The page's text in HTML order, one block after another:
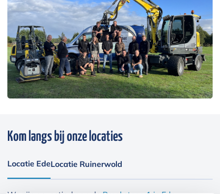
Kom langs bij onze locaties
Locatie EdeLocatie Ruinerwold